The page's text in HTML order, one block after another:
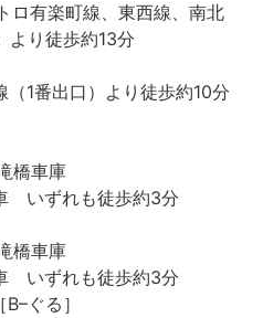
ロ有楽町線、東西線、南北
より徒歩約13分
1番出口）より徒歩約10分
橋車庫
いずれも徒歩約3分
橋車庫
いずれも徒歩約3分
ぐる］